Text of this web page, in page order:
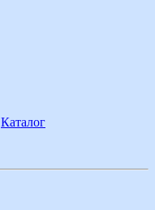
Каталог